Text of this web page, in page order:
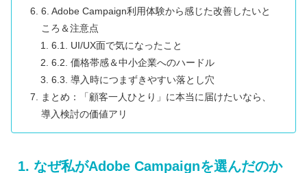
6. Adobe Campaign利用体験から感じた改善したいと
ころ＆注意点
6.1. UI/UX面で気になったこと
6.2. 価格帯感＆中小企業へのハードル
6.3. 導入時につまずきやすい落とし穴
まとめ：「顧客一人ひとり」に本当に届けたいなら、
導入検討の価値アリ
1. なぜ私がAdobe Campaignを選んだのか